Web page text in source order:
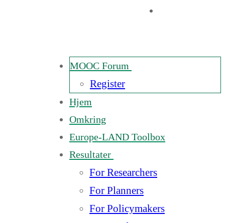
MOOC Forum
Register
Hjem
Omkring
Europe-LAND Toolbox
Resultater
For Researchers
For Planners
For Policymakers